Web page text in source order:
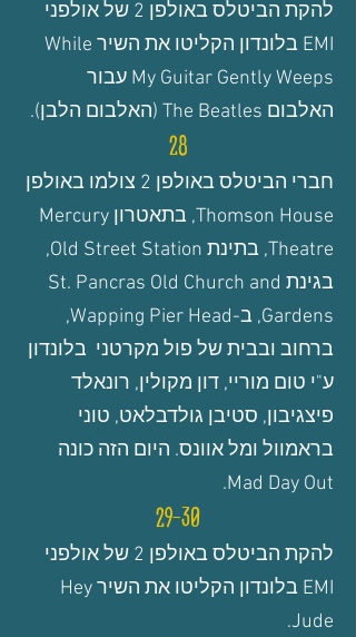
להקת הביטלס
באולפן 2 של אולפני
EMI בלונדון הקליטו את השיר
While
My Guitar Gently Weeps עבור
האלבום The Beatles (האלבום הלבן).
28
חברי הביטלס באולפן 2 צולמו באולפן
Thomson House, בתאטרון Mercury
Theatre, בתינת Old Street Station,
בגינת St. Pancras Old Church and
Gardens, ב-Wapping Pier Head,
ברחוב ובבית של פול מקרטני בלונדון
ע"י טום מוריי, דון מקולין, רונאלד
פיצגיבון, סטיבן גולדבלאט, טוני
בראמוול ומל אוונס. היום הזה כונה
Mad Day Out.
29-30
להקת הביטלס באולפן 2 של אולפני
EMI בלונדון הקליטו את השיר
Hey
Jude
.